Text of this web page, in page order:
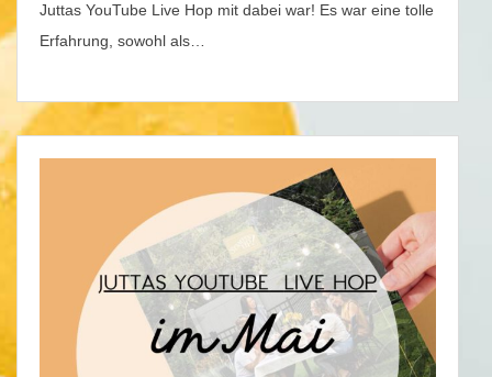
Juttas YouTube Live Hop mit dabei war! Es war eine tolle
Erfahrung, sowohl als…